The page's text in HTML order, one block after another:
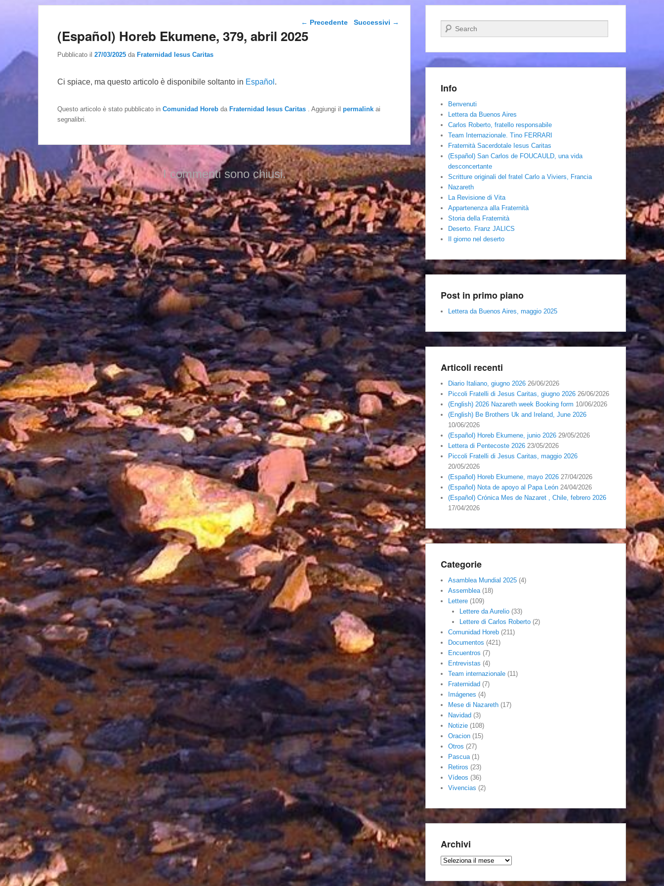
Navigazione articolo
← Precedente Successivi →
(Español) Horeb Ekumene, 379, abril 2025
Pubblicato il 27/03/2025 da Fraternidad Iesus Caritas
Ci spiace, ma questo articolo è disponibile soltanto in Español .
Questo articolo è stato pubblicato in Comunidad Horeb da Fraternidad Iesus Caritas . Aggiungi il permalink ai
segnalibri.
I commenti sono chiusi.
Cerca
Info
Benvenuti
Lettera da Buenos Aires
Carlos Roberto, fratello responsabile
Team Internazionale. Tino FERRARI
Fraternità Sacerdotale Iesus Caritas
(Español) San Carlos de FOUCAULD, una vida
desconcertante
Scritture originali del fratel Carlo a Viviers, Francia
Nazareth
La Revisione di Vita
Appartenenza alla Fraternità
Storia della Fraternità
Deserto. Franz JALICS
Il giorno nel deserto
Post in primo piano
Lettera da Buenos Aires, maggio 2025
Articoli recenti
Diario Italiano, giugno 2026 26/06/2026
Piccoli Fratelli di Jesus Caritas, giugno 2026 26/06/2026
(English) 2026 Nazareth week Booking form 10/06/2026
(English) Be Brothers Uk and Ireland, June 2026
10/06/2026
(Español) Horeb Ekumene, junio 2026 29/05/2026
Lettera di Pentecoste 2026 23/05/2026
Piccoli Fratelli di Jesus Caritas, maggio 2026
20/05/2026
(Español) Horeb Ekumene, mayo 2026 27/04/2026
(Español) Nota de apoyo al Papa León 24/04/2026
(Español) Crónica Mes de Nazaret , Chile, febrero 2026
17/04/2026
Categorie
Asamblea Mundial 2025 (4)
Assemblea(18)
Lettere (109)
Lettere da Aurelio(33)
Lettere di Carlos Roberto(2)
Comunidad Horeb (211)
Documentos (421)
Encuentros (7)
Entrevistas (4)
Team internazionale (11)
Fraternidad (7)
Imágenes (4)
Mese di Nazareth (17)
Navidad (3)
Notizie (108)
Oracion (15)
Otros (27)
Pascua(1)
Retiros (23)
Vídeos (36)
Vivencias (2)
Archivi
Archivi